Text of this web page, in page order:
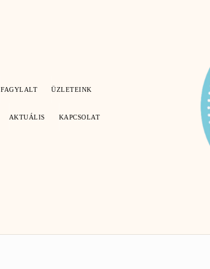
FAGYLALT ÜZLETEINK
AKTUÁLIS KAPCSOLAT